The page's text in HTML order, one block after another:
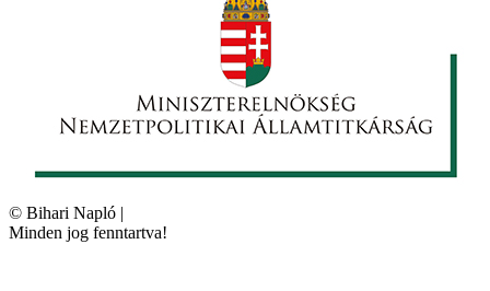
© Bihari Napló |
Minden jog fenntartva!